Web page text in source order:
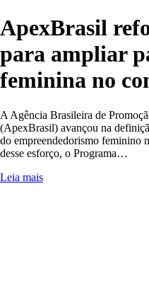
ApexBrasil
para ampliar
feminina no
A Agência Brasileira de
(ApexBrasil) avançou na
do empreendedorismo feminino
desse esforço, o Programa…
Leia mais